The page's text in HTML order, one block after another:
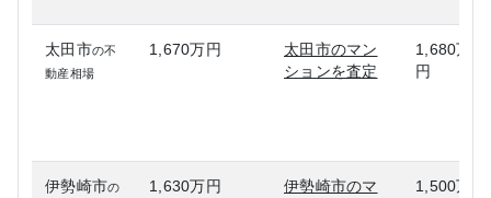
太田市の不
動産相場
1,670万円
太田市のマン
ションを査定
1,680万
円
伊勢崎市の
1,630万円
伊勢崎市のマ
1,500万